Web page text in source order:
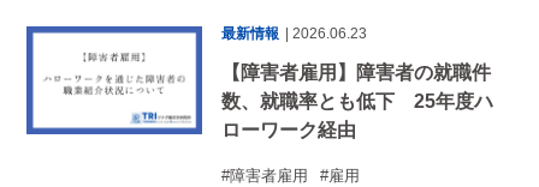
最新情報 | 2026.06.23
【障害者雇用】障害者の就職件
数、就職率とも低下 25年度ハ
ローワーク経由
障害者雇用 雇用